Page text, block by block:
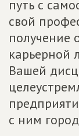
путь с
свой
получение
карьерной
Вашей
с ним